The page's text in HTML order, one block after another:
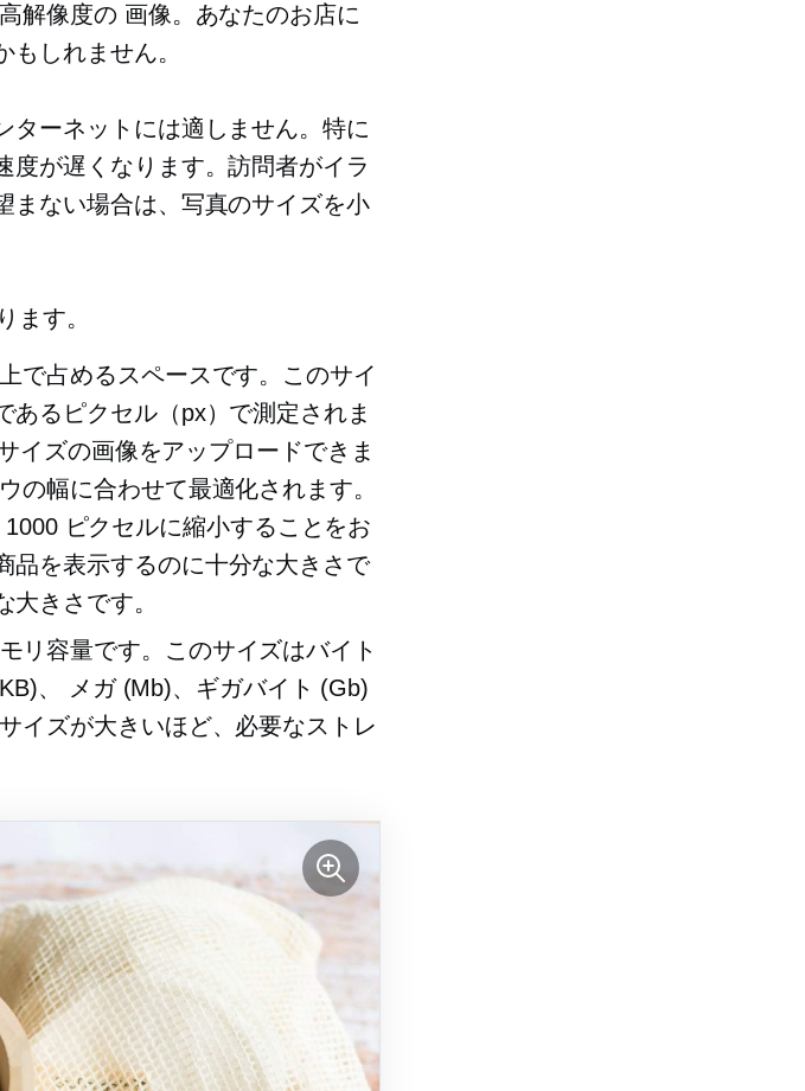
高解像度の 画像。あなたのお店に
しれません。
ターネットには適しません。特に
度が遅くなります。訪問者がイラ
まない場合は、写真のサイズを小
ます。
で占めるスペースです。このサイ
あるピクセル（px）で測定されま
イズの画像をアップロードできま
の幅に合わせて最適化されます。
ピクセルに縮小することをお
品を表示するのに十分な大きさで
きさです。
リ容量です。このサイズはバイト
、 メガ(Mb)、ギガバイト (Gb)
イズが大きいほど、必要なストレ